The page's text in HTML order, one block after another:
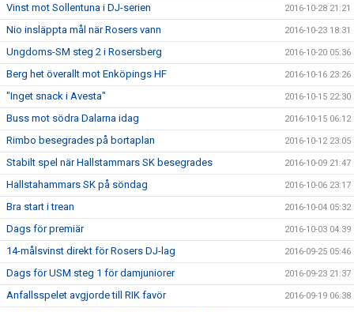
Vinst mot Sollentuna i DJ-serien 2016-10-28 21:21
Nio insläppta mål när Rosers vann 2016-10-23 18:31
Ungdoms-SM steg 2 i Rosersberg 2016-10-20 05:36
Berg het överallt mot Enköpings HF 2016-10-16 23:26
"Inget snack i Avesta" 2016-10-15 22:30
Buss mot södra Dalarna idag 2016-10-15 06:12
Rimbo besegrades på bortaplan 2016-10-12 23:05
Stabilt spel när Hallstammars SK besegrades 2016-10-09 21:47
Hallstahammars SK på söndag 2016-10-06 23:17
Bra start i trean 2016-10-04 05:32
Dags för premiär 2016-10-03 04:39
14-målsvinst direkt för Rosers DJ-lag 2016-09-25 05:46
Dags för USM steg 1 för damjuniorer 2016-09-23 21:37
Anfallsspelet avgjorde till RIK favör 2016-09-19 06:38